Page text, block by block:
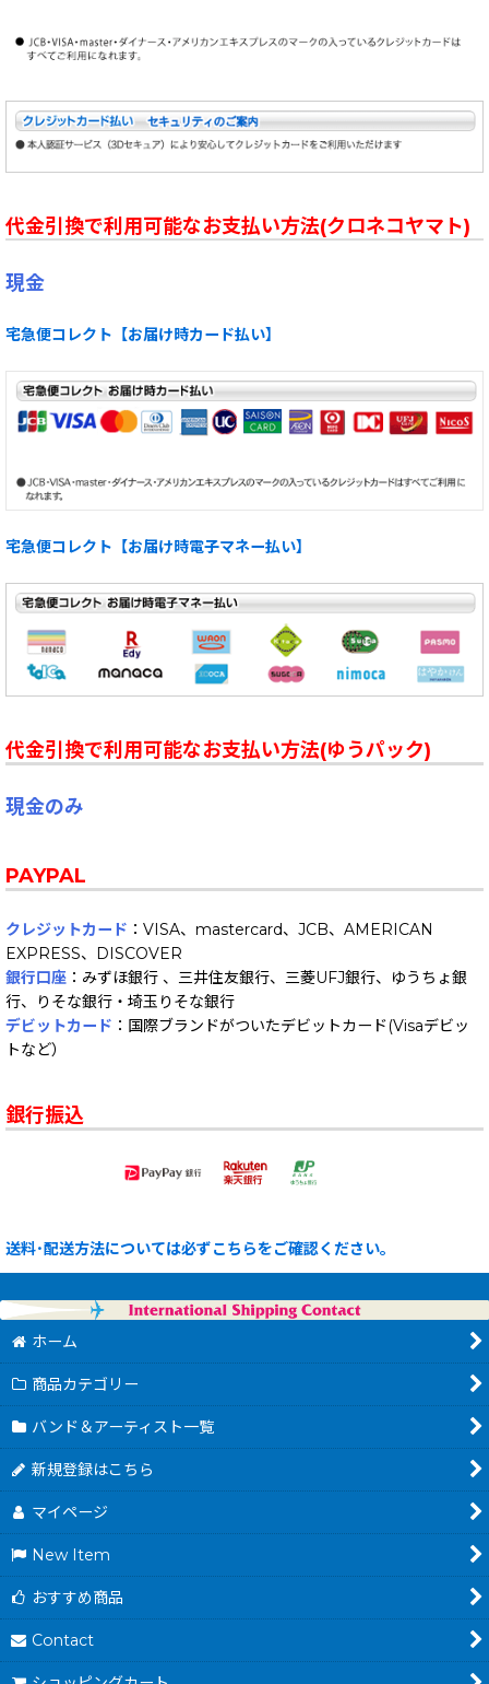
代金引換で利用可能なお支払い方法(クロネコヤマト)
現金
宅急便コレクト【お届け時カード払い】
宅急便コレクト【お届け時電子マネー払い】
代金引換で利用可能なお支払い方法(ゆうパック)
現金のみ
PAYPAL
クレジットカード ：VISA、mastercard、JCB、AMERICAN
EXPRESS、DISCOVER
銀行口座 ：みずほ銀行 、三井住友銀行、三菱UFJ銀行、ゆうちょ銀
行、りそな銀行・埼玉りそな銀行
デビットカード ：国際ブランドがついたデビットカード(Visaデビッ
トなど）
銀行振込
送料･配送方法については必ずこちらをご確認ください。
ホーム
商品カテゴリー
バンド＆アーティスト一覧
新規登録はこちら
マイページ
New Item
おすすめ商品
Contact